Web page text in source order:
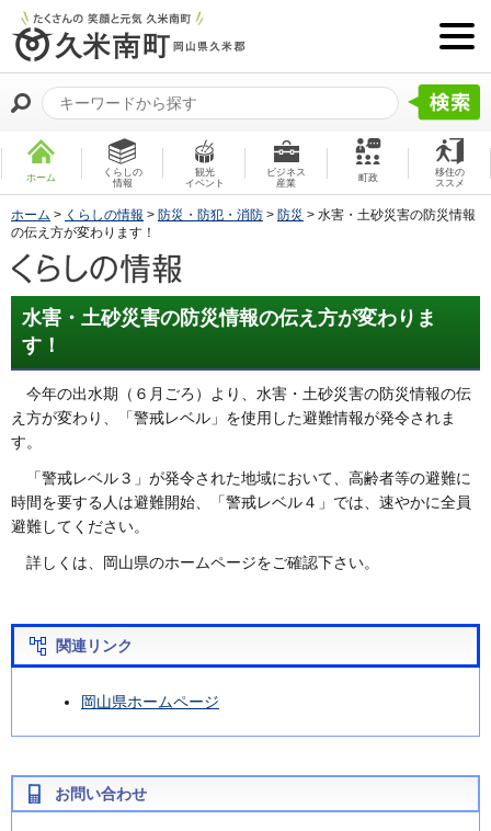
ホーム
くらしの
情報
観光
イベント
ビジネス
産業
町政
移住の
ススメ
ホーム > くらしの情報 > 防災・防犯・消防 > 防災 > 水害・土砂災害の防災情報
の伝え方が変わります！
水害・土砂災害の防災情報の伝え方が変わりま
す！
今年の出水期（６月ごろ）より、水害・土砂災害の防災情報の伝
え方が変わり、「警戒レベル」を使用した避難情報が発令されま
す。
「警戒レベル３」が発令された地域において、高齢者等の避難に
時間を要する人は避難開始、「警戒レベル４」では、速やかに全員
避難してください。
詳しくは、岡山県のホームページをご確認下さい。
関連リンク
岡山県ホームページ
お問い合わせ